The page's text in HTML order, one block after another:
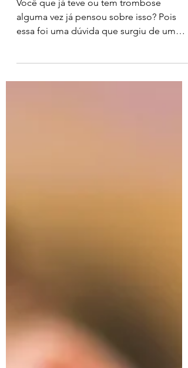
Trombose
Você que já teve ou tem trombose
essa foi uma dúvida que surgiu de um